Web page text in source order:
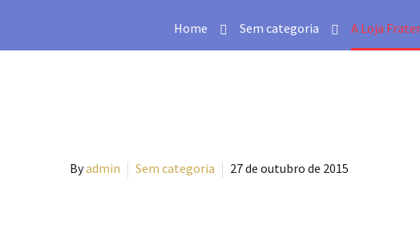
Home Sem categoria A Loja
Byadmin Sem categoria 27 de outubro de 2015